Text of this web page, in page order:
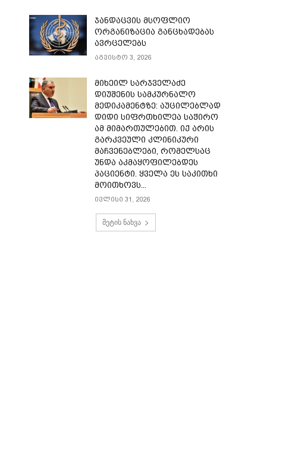
ჯანდაცვის მსოფლიო
ორგანიზაცია განცხადებას
ავრცელებს
აგვისტო 3, 2026
მიხეილ სარჯველაძე
დიუშენის სამკურნალო
მედიკამენტზე: აუცილებლად
დიდი სიფრთხილეა საჭირო
ამ მიმართულებით. იქ არის
გარკვეული კლინიკური
მაჩვენებლები, რომელსაც
უნდა აკმაყოფილებდეს
პაციენტი. ყველა ეს საკითხი
მოითხოვს...
ივლისი 31, 2026
მეტის ნახვა